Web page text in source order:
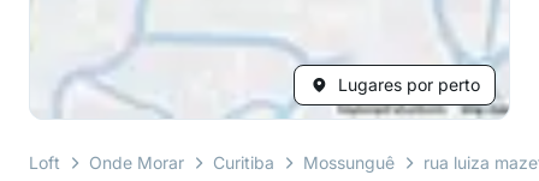
Lugares por perto
Loft Onde Morar Curitiba Mossunguê rua luiza